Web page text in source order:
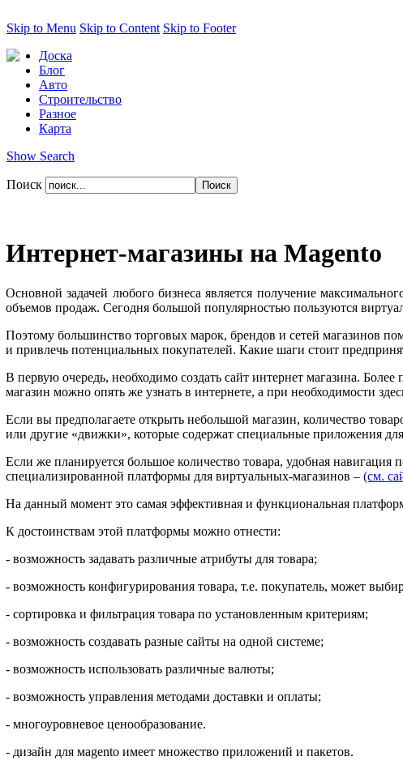
Skip to Menu Skip to Content Skip to Footer
Доска
Блог
Авто
Строительство
Разное
Карта
Show Search
Поиск
Интернет-магазины на Magento
Основной задачей любого бизнеса является получение
объемов продаж. Сегодня большой популярностью пользуются
Поэтому большинство торговых марок, брендов и сетей магазинов
и привлечь потенциальных покупателей. Какие шаги стоит
В первую очередь, необходимо создать сайт интернет магазина.
магазин можно опять же узнать в интернете, а при необходимости
Если вы предполагаете открыть небольшой магазин, количество
или другие «движки», которые содержат специальные приложения
Если же планируется большое количество товара, удобная
специализированной платформы для виртуальных-магазинов – (см.
На данный момент это самая эффективная и функциональная
К достоинствам этой платформы можно отнести:
- возможность задавать различные атрибуты для товара;
- возможность конфигурирования товара, т.е. покупатель, может
- сортировка и фильтрация товара по установленным критериям;
- возможность создавать разные сайты на одной системе;
- возможность использовать различные валюты;
- возможность управления методами доставки и оплаты;
- многоуровневое ценообразование.
- дизайн для мagento имеет множество приложений и пакетов.